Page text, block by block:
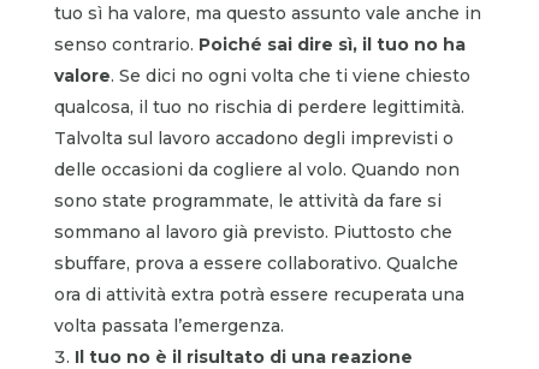
tuo sì ha valore, ma questo assunto vale anche in
senso contrario. Poiché sai dire sì, il tuo no ha
valore. Se dici no ogni volta che ti viene chiesto
qualcosa, il tuo no rischia di perdere legittimità.
Talvolta sul lavoro accadono degli imprevisti o
delle occasioni da cogliere al volo. Quando non
sono state programmate, le attività da fare si
sommano al lavoro già previsto. Piuttosto che
sbuffare, prova a essere collaborativo. Qualche
ora di attività extra potrà essere recuperata una
volta passata l’emergenza.
Il tuo no è il risultato di una reazione